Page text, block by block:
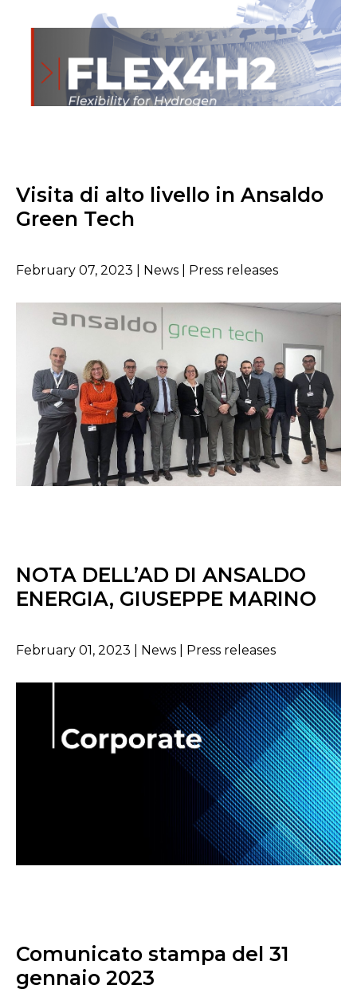
Visita di alto livello in Ansaldo
Green Tech
February 07, 2023 | News | Press releases
NOTA DELL’AD DI ANSALDO
ENERGIA, GIUSEPPE MARINO
February 01, 2023 | News | Press releases
Comunicato stampa del 31
gennaio 2023